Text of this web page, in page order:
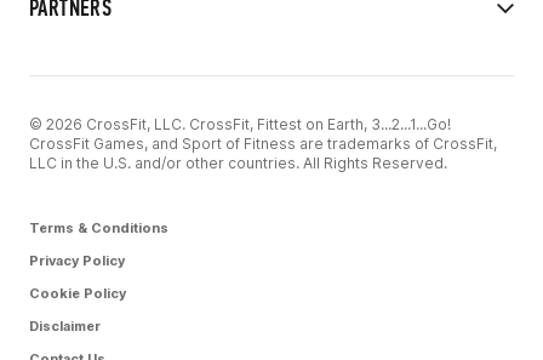
PARTNERS
© 2026 CrossFit, LLC. CrossFit, Fittest on Earth, 3...2...1...Go!
CrossFit Games, and Sport of Fitness are trademarks of CrossFit,
LLC in the U.S. and/or other countries. All Rights Reserved.
Terms & Conditions
Privacy Policy
Cookie Policy
Disclaimer